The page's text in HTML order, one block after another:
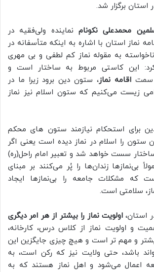
استان برگزار شد.
محمدعلی نکونام نماینده ولی‌فقیه در
نماز استان با اشاره به اینکه متأسفانه در
به مقوله نماز کم‌ لطفی و بی‌ مهری
این کاستی‌ مربوط به ساختار است و
سمتاقامه نماز، ستون دین برود زیرا ما در
زیست می‌کنیم که ستون اسلام نیز نماز
برای استحکام نیازمند ستون‌ های محکم
ستون را اسلام در نماز دیده است یعنی اگر
سست خواهد شد و تعبیر امام راحل(ره)
بی‌نمازها زندان‌ها را پُر می‌کنند بر مبنای
که مشکلات جامعه را بی‌نمازها ایجاد
سلامتی است.
استان،اولویت نماز را بیشتر از هر امر دیگری
و اولویت نماز از کلاس درس، کارخانه،
و مهم تر است و هیچ چیزی جایگزین این
باشد، حتی ولایت نیز که رکن است، به
اعمال می‌شود و اهل نماز هستند که به